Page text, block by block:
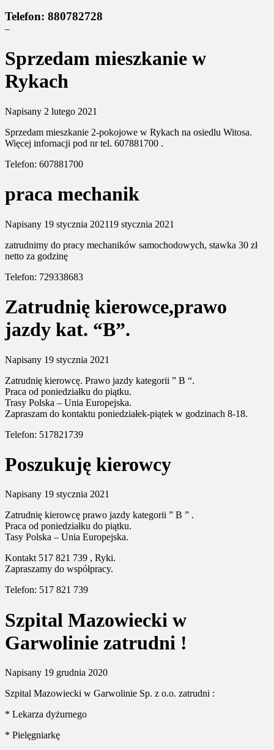
Telefon: 880782728
–
Sprzedam mieszkanie w
Rykach
Napisany 2 lutego 2021
Sprzedam mieszkanie 2-pokojowe w Rykach na osiedlu Witosa.
Więcej infornacji pod nr tel. 607881700 .
Telefon: 607881700
praca mechanik
Napisany 19 stycznia 202119 stycznia 2021
zatrudnimy do pracy mechaników samochodowych, stawka 30 zł
netto za godzinę
Telefon: 729338683
Zatrudnię kierowce,prawo
jazdy kat. “B”.
Napisany 19 stycznia 2021
Zatrudnię kierowcę. Prawo jazdy kategorii ” B “.
Praca od poniedziałku do piątku.
Trasy Polska – Unia Europejska.
Zapraszam do kontaktu poniedziałek-piątek w godzinach 8-18.
Telefon: 517821739
Poszukuję kierowcy
Napisany 19 stycznia 2021
Zatrudnię kierowcę prawo jazdy kategorii ” B ” .
Praca od poniedziałku do piątku.
Tasy Polska – Unia Europejska.
Kontakt 517 821 739 , Ryki.
Zapraszamy do współpracy.
Telefon: 517 821 739
Szpital Mazowiecki w
Garwolinie zatrudni !
Napisany 19 grudnia 2020
Szpital Mazowiecki w Garwolinie Sp. z o.o. zatrudni :
* Lekarza dyżurnego
* Pielęgniarkę